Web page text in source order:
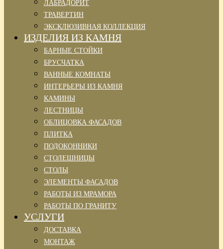
ЛАБРАДОРИТ
ТРАВЕРТИН
ЭКСКЛЮЗИВНАЯ КОЛЛЕКЦИЯ
ИЗДЕЛИЯ ИЗ КАМНЯ
БАРНЫЕ СТОЙКИ
БРУСЧАТКА
ВАННЫЕ КОМНАТЫ
ИНТЕРЬЕРЫ ИЗ КАМНЯ
КАМИНЫ
ЛЕСТНИЦЫ
ОБЛИЦОВКА ФАСАДОВ
ПЛИТКА
ПОДОКОННИКИ
СТОЛЕШНИЦЫ
СТОЛЫ
ЭЛЕМЕНТЫ ФАСАДОВ
РАБОТЫ ИЗ МРАМОРА
РАБОТЫ ПО ГРАНИТУ
УСЛУГИ
ДОСТАВКА
МОНТАЖ